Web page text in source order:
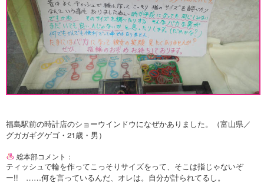
福島駅前の時計店のショーウインドウになぜかありました。（富山県／
グガガギグゲゴ・21歳・男）
総本部コメント：
ティッシュで輪を作ってこっそりサイズをって、そこは指じゃないぞ
ー!! ……何を言っているんだ、オレは。自分が計られてるし。